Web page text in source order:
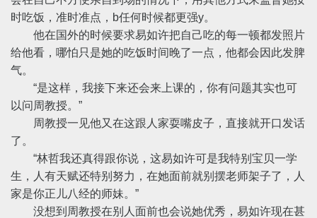
时吃饭，准时准点，b任何时候都更强y。
他在国外的时候要求易如许把自己吃的每一顿都发照片
给他看，哪怕只是她的吃饭时间晚了一点，他都会因此发脾
气。
“是这样，我接下来还会来上课的，你有问题其实也可
以问周教授。”
周教授一见他又在这跟人家耍嘴皮子，直接就开口发话
了。
“林哲我还真得跟你说，这易如许可是我特别宝贝一学
生，人有天赋还特别努力，在她面前就别摆老师架子了，人
家是你正儿八经的师妹。”
没想到周教授在别人面前也会说她优秀，易如许现在甚